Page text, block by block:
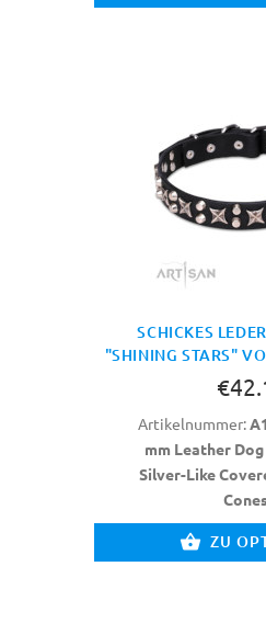
SCHICKES
"SHINING STARS"
Artikelnummer:
mm Leather
Silver-Like
ZU